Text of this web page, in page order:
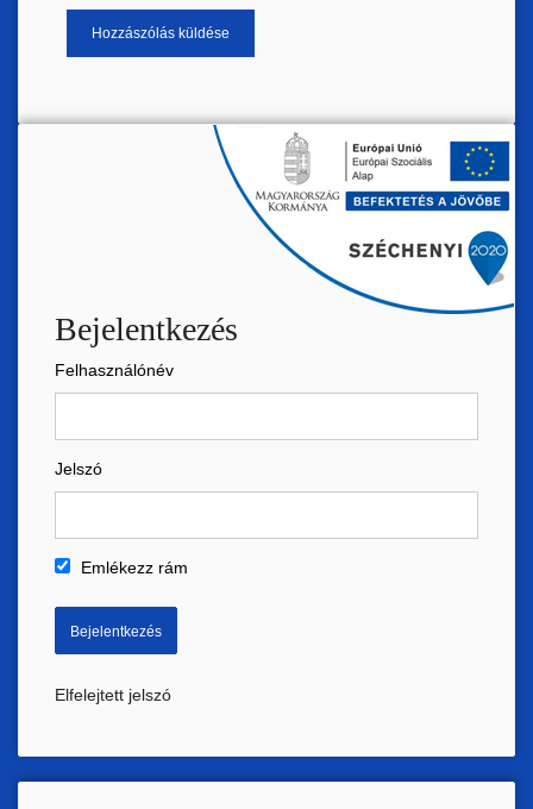
Bejelentkezés
Felhasználónév
Jelszó
Emlékezz rám
Elfelejtett jelszó